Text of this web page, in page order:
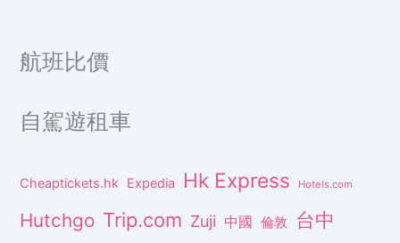
航班比價
自駕遊租車
Cheaptickets.hk Expedia Hk Express Hotels.com
Hutchgo Trip.com Zuji 中國 倫敦 台中